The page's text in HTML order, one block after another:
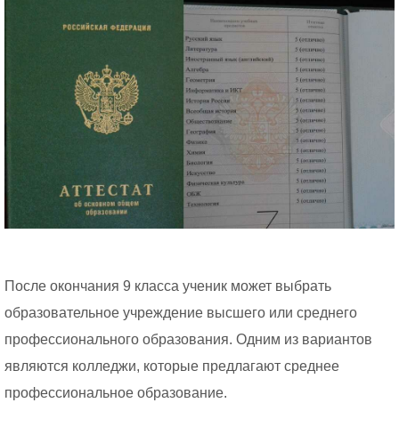
После окончания 9 класса ученик может выбрать
образовательное учреждение высшего или среднего
профессионального образования. Одним из вариантов
являются колледжи, которые предлагают среднее
профессиональное образование.